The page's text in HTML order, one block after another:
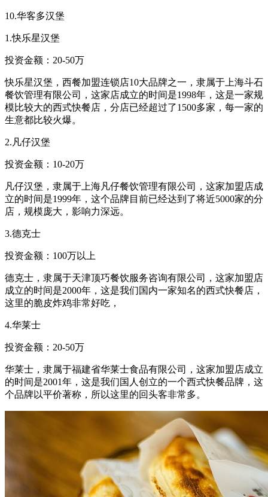
10.华客多汉堡
1.快乐星汉堡
投资金额：20-50万
快乐星汉堡，西餐加盟连锁店10大品牌之一，隶属于上海斗石
餐饮管理有限公司，这家店成立的时间是1998年，这是一家规
模比较大的西式快餐店，分店已经超过了1500多家，每一家的
生意都比较火爆。
2.凡仔汉堡
投资金额：10-20万
凡仔汉堡，隶属于上海凡仔餐饮管理有限公司，这家加盟店成
立的时间是1999年，这个品牌目前已经达到了将近5000家的分
店，规模庞大，影响力深远。
3.德克士
投资金额：100万以上
德克士，隶属于天津顶巧餐饮服务咨询有限公司，这家加盟店
成立的时间是2000年，这是我们国内一家知名的西式快餐店，
这里的脆皮炸鸡非常好吃，
4.华莱士
投资金额：20-50万
华莱士，隶属于福建省华莱士食品有限公司，这家加盟店成立
的时间是2001年，这是我们国人创立的一个西式快餐品牌，这
个品牌以平价著称，所以这里的回头客非常多。